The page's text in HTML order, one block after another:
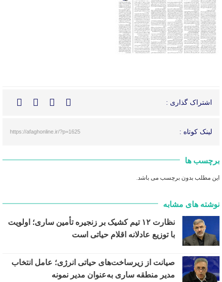
اشتراک گذاری :
لینک کوتاه : https://afaghonline.ir/?p=1625
برچسب ها
این مطلب بدون برچسب می باشد.
نوشته های مشابه
نظارت ۱۲ تیم کشیک بر زنجیره تأمین ساری؛ اولویت
با توزیع عادلانه اقلام حیاتی است
صیانت از زیرساخت‌های حیاتی انرژی؛ عامل انتخاب
مدیر منطقه ساری به‌عنوان مدیر نمونه